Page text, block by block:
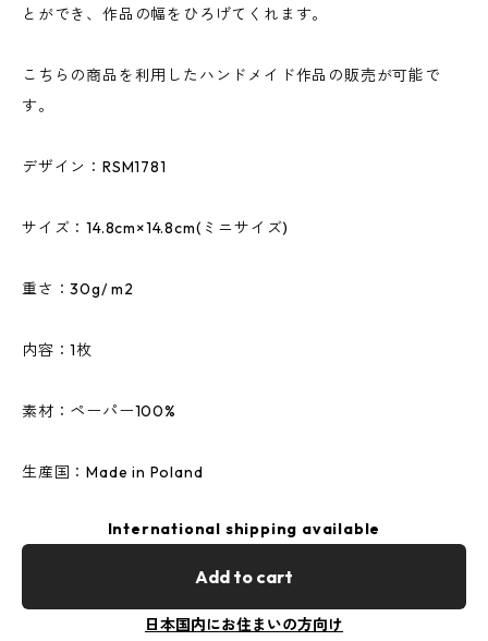
とができ、作品の幅をひろげてくれます。
こちらの商品を利用したハンドメイド作品の販売が可能で
す。
デザイン：RSM1781
サイズ：14.8cm×14.8cm(ミニサイズ)
重さ：30g/ m2
内容：1枚
素材：ペーパー100%
生産国：Made in Poland
International shipping available
Add to cart
日本国内にお住まいの方向け